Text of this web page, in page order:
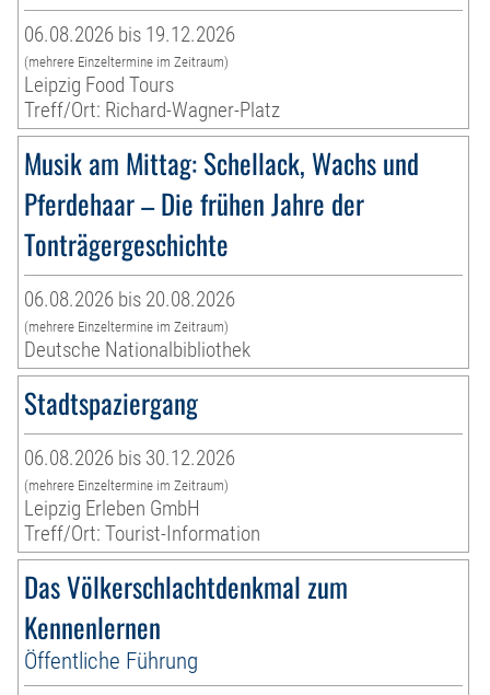
06.08.2026 bis 19.12.2026
(mehrere Einzeltermine im Zeitraum)
Leipzig Food Tours
Treff/Ort: Richard-Wagner-Platz
Musik am Mittag: Schellack, Wachs und
Pferdehaar – Die frühen Jahre der
Tonträgergeschichte
06.08.2026 bis 20.08.2026
(mehrere Einzeltermine im Zeitraum)
Deutsche Nationalbibliothek
Stadtspaziergang
06.08.2026 bis 30.12.2026
(mehrere Einzeltermine im Zeitraum)
Leipzig Erleben GmbH
Treff/Ort: Tourist-Information
Das Völkerschlachtdenkmal zum
Kennenlernen
Öffentliche Führung